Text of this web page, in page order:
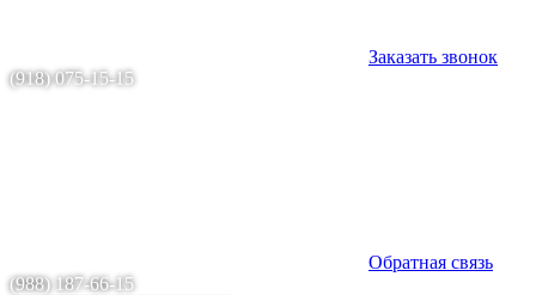
Заказать звонок
(918) 075-15-15
Обратная связь
(988) 187-66-15